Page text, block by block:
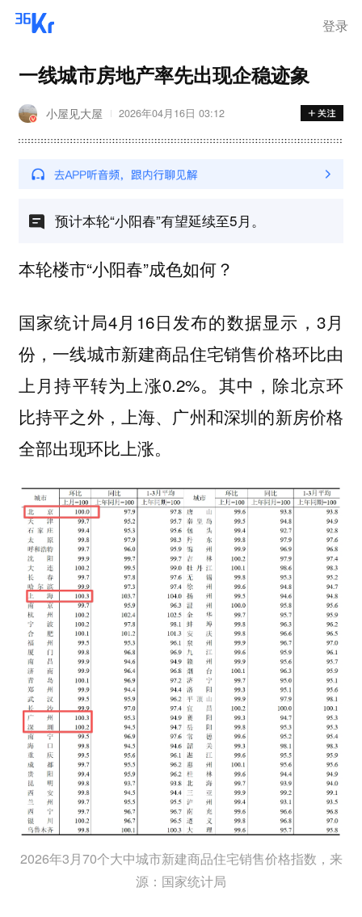
登录
一线城市房地产率先出现企稳迹象
小屋见大屋 2026年04月16日 03:12
预计本轮“小阳春”有望延续至5月。
本轮楼市“小阳春”成色如何？
国家统计局4月16日发布的数据显示，3月
份，一线城市新建商品住宅销售价格环比由
上月持平转为上涨0.2%。其中，除北京环
比持平之外，上海、广州和深圳的新房价格
全部出现环比上涨。
2026年3月70个大中城市新建商品住宅销售价格指数，来
源：国家统计局